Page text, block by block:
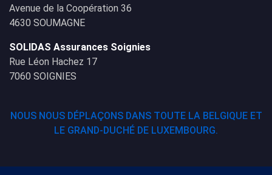
Avenue de la Coopération 36
4630 SOUMAGNE
SOLIDAS Assurances Soignies
Rue Léon Hachez 17
7060 SOIGNIES
NOUS NOUS DÉPLAÇONS DANS TOUTE LA BELGIQUE ET
LE GRAND-DUCHÉ DE LUXEMBOURG.